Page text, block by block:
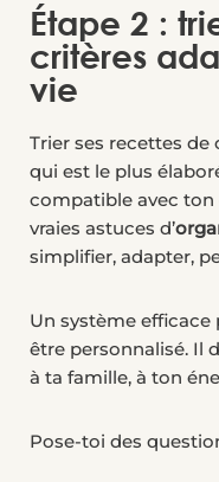
Étape 2 :
critères
vie
Trier ses recettes de
qui est le plus
compatible avec ton
vraies astuces d’
simplifier, adapter,
Un système
être personnalisé. Il
à ta famille, à ton
Pose-toi des